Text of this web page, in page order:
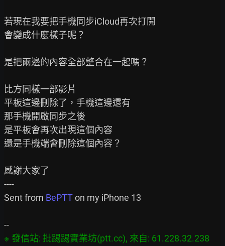
若現在我要把手機同步iCloud再次打開
會變成什麼樣子呢？
是把兩邊的內容全部整合在一起嗎？
比方同樣一部影片
平板這邊刪除了，手機這邊還有
那手機開啟同步之後
是平板會再次出現這個內容
還是手機端會刪除這個內容？
感謝大家了
----
Sent from BePTT on my iPhone 13
※ 發信站: 批踢踢實業坊(ptt.cc), 來自: 61.228.32.238